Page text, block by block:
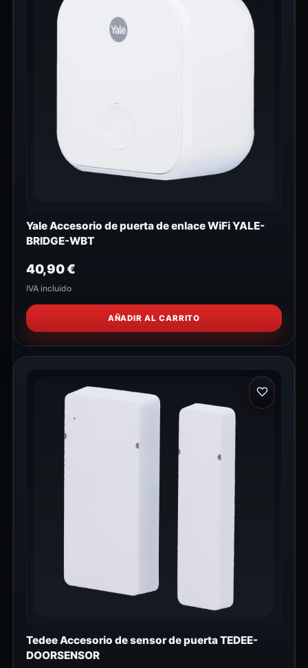
Yale Accesorio de puerta de enlace WiFi YALE-
BRIDGE-WBT
40,90€
IVA incluido
AÑADIR AL CARRITO
Tedee Accesorio de sensor de puerta TEDEE-
DOORSENSOR